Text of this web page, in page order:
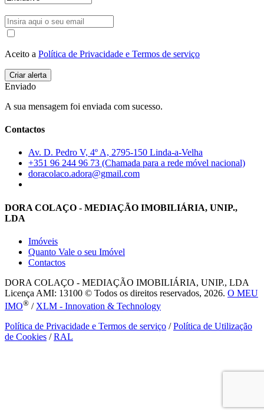
Aceito a Política de Privacidade e Termos de serviço
Enviado
A sua mensagem foi enviada com sucesso.
Contactos
Av. D. Pedro V, 4º A, 2795-150 Linda-a-Velha
+351 96 244 96 73 (Chamada para a rede móvel nacional)
doracolaco.adora@gmail.com
DORA COLAÇO - MEDIAÇÃO IMOBILIÁRIA, UNIP.,
LDA
Imóveis
Quanto Vale o seu Imóvel
Contactos
DORA COLAÇO - MEDIAÇÃO IMOBILIÁRIA, UNIP., LDA
Licença AMI: 13100 © Todos os direitos reservados, 2026. O MEU
IMO® / XLM - Innovation & Technology
Política de Privacidade e Termos de serviço /Política de Utilização
de Cookies /RAL